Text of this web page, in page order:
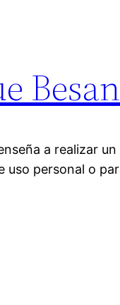
a realizar
uso personal o